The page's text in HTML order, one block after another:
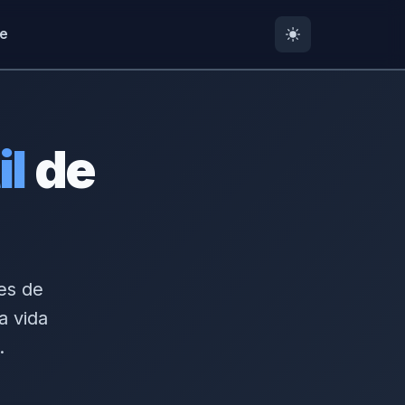
de
de
vida